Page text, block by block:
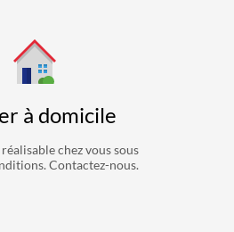
à domicile
chez vous sous
Contactez-nous.